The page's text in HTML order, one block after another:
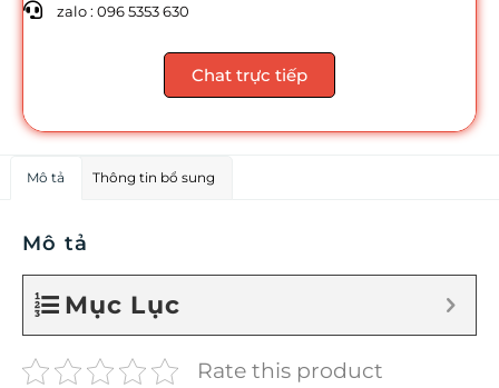
zalo : 096 5353 630
Chat trực tiếp
Mô tả Thông tin bổ sung
Mô tả
Mục Lục
Rate this product